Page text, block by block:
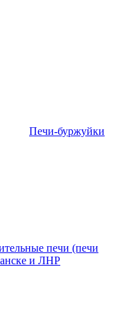
Печи-буржуйки
печи (печи
и ЛНР